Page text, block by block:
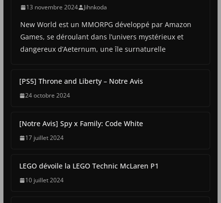
13 novembre 2024 Jihnkoda
New World est un MMORPG développé par Amazon
Games, se déroulant dans l’univers mystérieux et
dangereux d’Aeternum, une île surnaturelle
[PS5] Throne and Liberty – Notre Avis
24 octobre 2024
[Notre Avis] Spy x Family: Code White
17 juillet 2024
LEGO dévoile la LEGO Technic McLaren P1
10 juillet 2024